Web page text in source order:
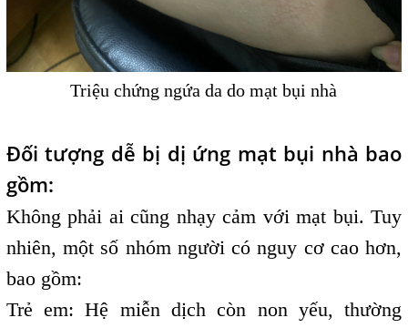
Triệu chứng ngứa da do mạt bụi nhà
Đối tượng dễ bị dị ứng mạt bụi nhà bao
gồm:
Không phải ai cũng nhạy cảm với mạt bụi. Tuy
nhiên, một số nhóm người có nguy cơ cao hơn,
bao gồm:
Trẻ em: Hệ miễn dịch còn non yếu, thường